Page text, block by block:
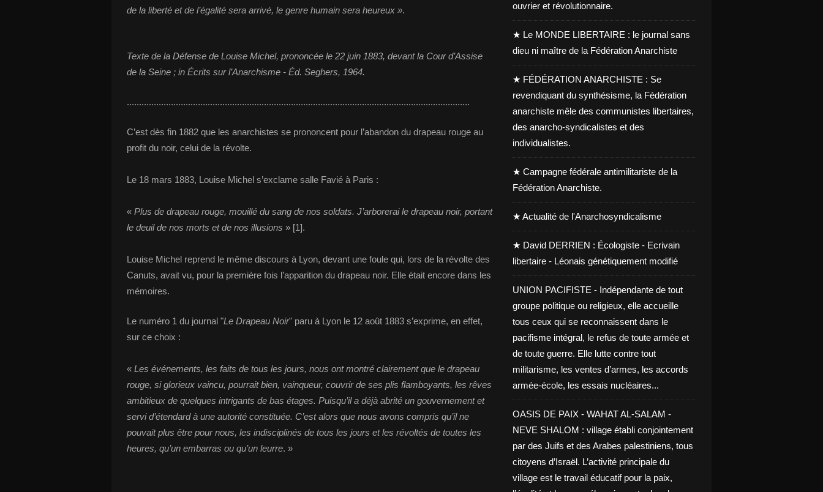
de la liberté et de l’égalité sera arrivé, le genre humain sera heureux ».
Texte de la Défense de Louise Michel, prononcée le 22 juin 1883, devant la Cour d’Assise
de la Seine ; in Écrits sur l’Anarchisme - Éd. Seghers, 1964.
............................................................................................................................................
C’est dès fin 1882 que les anarchistes se prononcent pour l’abandon du drapeau rouge au
profit du noir, celui de la révolte.
Le 18 mars 1883, Louise Michel s’exclame salle Favié à Paris :
« Plus de drapeau rouge, mouillé du sang de nos soldats. J’arborerai le drapeau noir, portant
le deuil de nos morts et de nos illusions » [1].
Louise Michel reprend le même discours à Lyon, devant une foule qui, lors de la révolte des
Canuts, avait vu, pour la première fois l’apparition du drapeau noir. Elle était encore dans les
mémoires.
Le numéro 1 du journal "Le Drapeau Noir" paru à Lyon le 12 août 1883 s’exprime, en effet,
sur ce choix :
« Les événements, les faits de tous les jours, nous ont montré clairement que le drapeau
rouge, si glorieux vaincu, pourrait bien, vainqueur, couvrir de ses plis flamboyants, les rêves
ambitieux de quelques intrigants de bas étages. Puisqu’il a déjà abrité un gouvernement et
servi d’étendard à une autorité constituée. C’est alors que nous avons compris qu’il ne
pouvait plus être pour nous, les indisciplinés de tous les jours et les révoltés de toutes les
heures, qu’un embarras ou qu’un leurre. »
ouvrier et révolutionnaire.
★ Le MONDE LIBERTAIRE : le journal sans
dieu ni maître de la Fédération Anarchiste
★ FÉDÉRATION ANARCHISTE : Se
revendiquant du synthésisme, la Fédération
anarchiste mêle des communistes libertaires,
des anarcho-syndicalistes et des
individualistes.
★ Campagne fédérale antimilitariste de la
Fédération Anarchiste.
★ Actualité de l'Anarchosyndicalisme
★ David DERRIEN : Écologiste - Ecrivain
libertaire - Léonais génétiquement modifié
UNION PACIFISTE - Indépendante de tout
groupe politique ou religieux, elle accueille
tous ceux qui se reconnaissent dans le
pacifisme intégral, le refus de toute armée et
de toute guerre. Elle lutte contre tout
militarisme, les ventes d’armes, les accords
armée-école, les essais nucléaires...
OASIS DE PAIX - WAHAT AL-SALAM -
NEVE SHALOM : village établi conjointement
par des Juifs et des Arabes palestiniens, tous
citoyens d’Israël. L’activité principale du
village est le travail éducatif pour la paix,